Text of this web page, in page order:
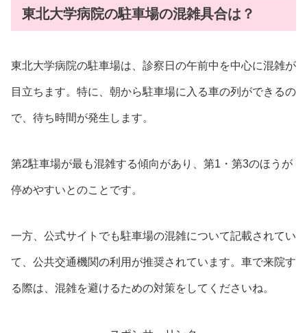
東北大学病院の駐車場の混雑具合は？
東北大学病院の駐車場は、診察日の午前中を中心に混雑が
目立ちます。特に、朝から駐車場に入る車の列ができるの
で、待ち時間が発生します。
第2駐車場が最も混雑する傾向があり、第1・第3のほうが
停めやすいとのことです。
一方、公式サイトでも駐車場の混雑について記載されてい
て、公共交通機関の利用が推奨されています。車で来院す
る際は、混雑を避けるための対策をしてくださいね。